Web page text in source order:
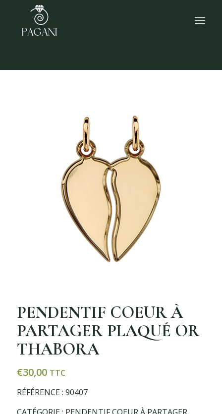
PENDENTIF COEUR À
PARTAGER PLAQUÉ OR
THABORA
€30,00 TTC
RÉFÉRENCE : 90407